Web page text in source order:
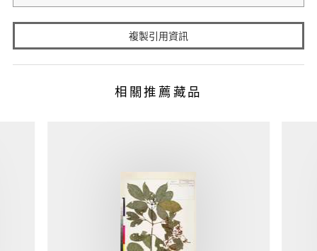
複製引用資訊
相關推薦藏品